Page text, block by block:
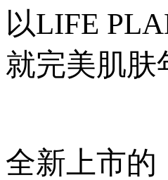
以LIFE
就完美肌肤
全新上市的